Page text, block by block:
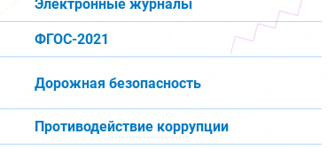
Электронные журналы
ФГОС-2021
Дорожная безопасность
Противодействие коррупции